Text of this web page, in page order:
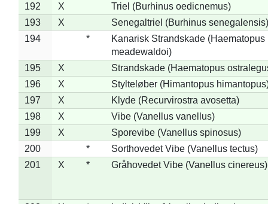
192 X
Triel (Burhinus oedicnemus)
193
X
Senegaltriel (Burhinus senegalensis)
194
*
Kanarisk Strandskade (Haematopus
meadewaldoi)
195
X
Strandskade (Haematopus
196
X
Stylteløber (Himantopus
197
X
Klyde (Recurvirostra avosetta)
198
X
Vibe (Vanellus vanellus)
199
X
Sporevibe (Vanellus spinosus)
200
*
Sorthovedet Vibe (Vanellus tectus)
201
X * Gråhovedet Vibe (Vanellus cinereus)